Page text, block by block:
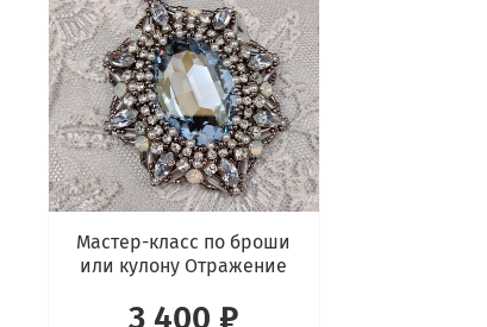
Мастер-класс по броши
или кулону Отражение
3 400 ₽